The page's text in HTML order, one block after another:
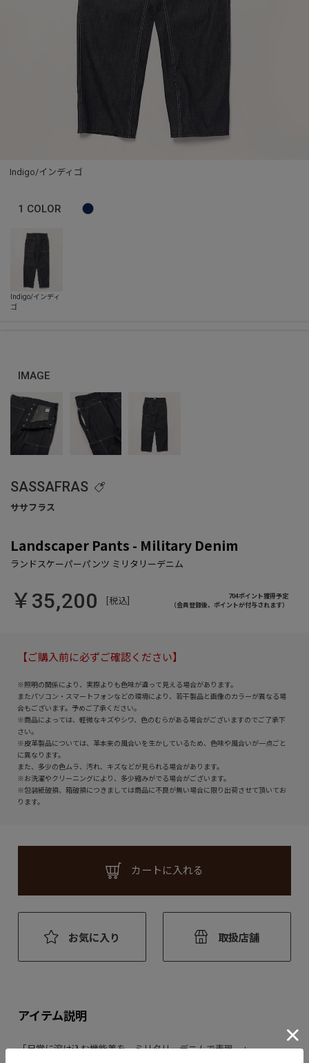
Indigo/インディゴ
1 COLOR
IMAGE
SASSAFRAS
Landscaper Pants - Military Denim
￥35,200 [税込]
704ポイント獲得予定
（会員登録後、ポイントが付与されます）
【ご購入前に必ずご確認ください】
※照明の関係により、実際よりも色味が違って見える場合があります。
またパソコン・スマートフォンなどの環境により、若干製品と画像のカラーが異なる場
合もございます。予めご了承ください。
※商品によっては、軽微なキズやシワ、色のむらがある場合がございますのでご了承下
さい。
※皮革製品については、革本来の風合いを生かしているため、色味や風合いが一点ごと
に異なります。
また、多少の色ムラ、汚れ、キズなどが見られる場合があります。
※お洗濯やクリーニングにより、多少縮みがでる場合がございます。
※包装紙破損、箱破損につきましては商品に不良が無い場合に限り出荷させて頂いてお
ります。
カートに入れる
お気に入り 取扱店舗
アイテム説明
「日常に溶け込む機能美を、ミリタリーデニムで表現。」